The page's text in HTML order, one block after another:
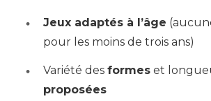
Jeux adaptés à l’âge
pour les moins de trois ans)
Variété des formes et
proposées